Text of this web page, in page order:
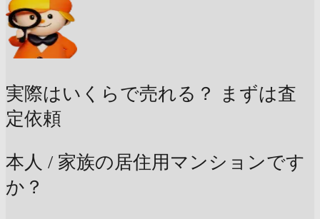
実際はいくらで売れる？
まずは査
定依頼
本人 / 家族の居住用マンションです
か？